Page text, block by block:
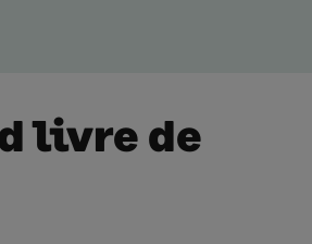
livre de